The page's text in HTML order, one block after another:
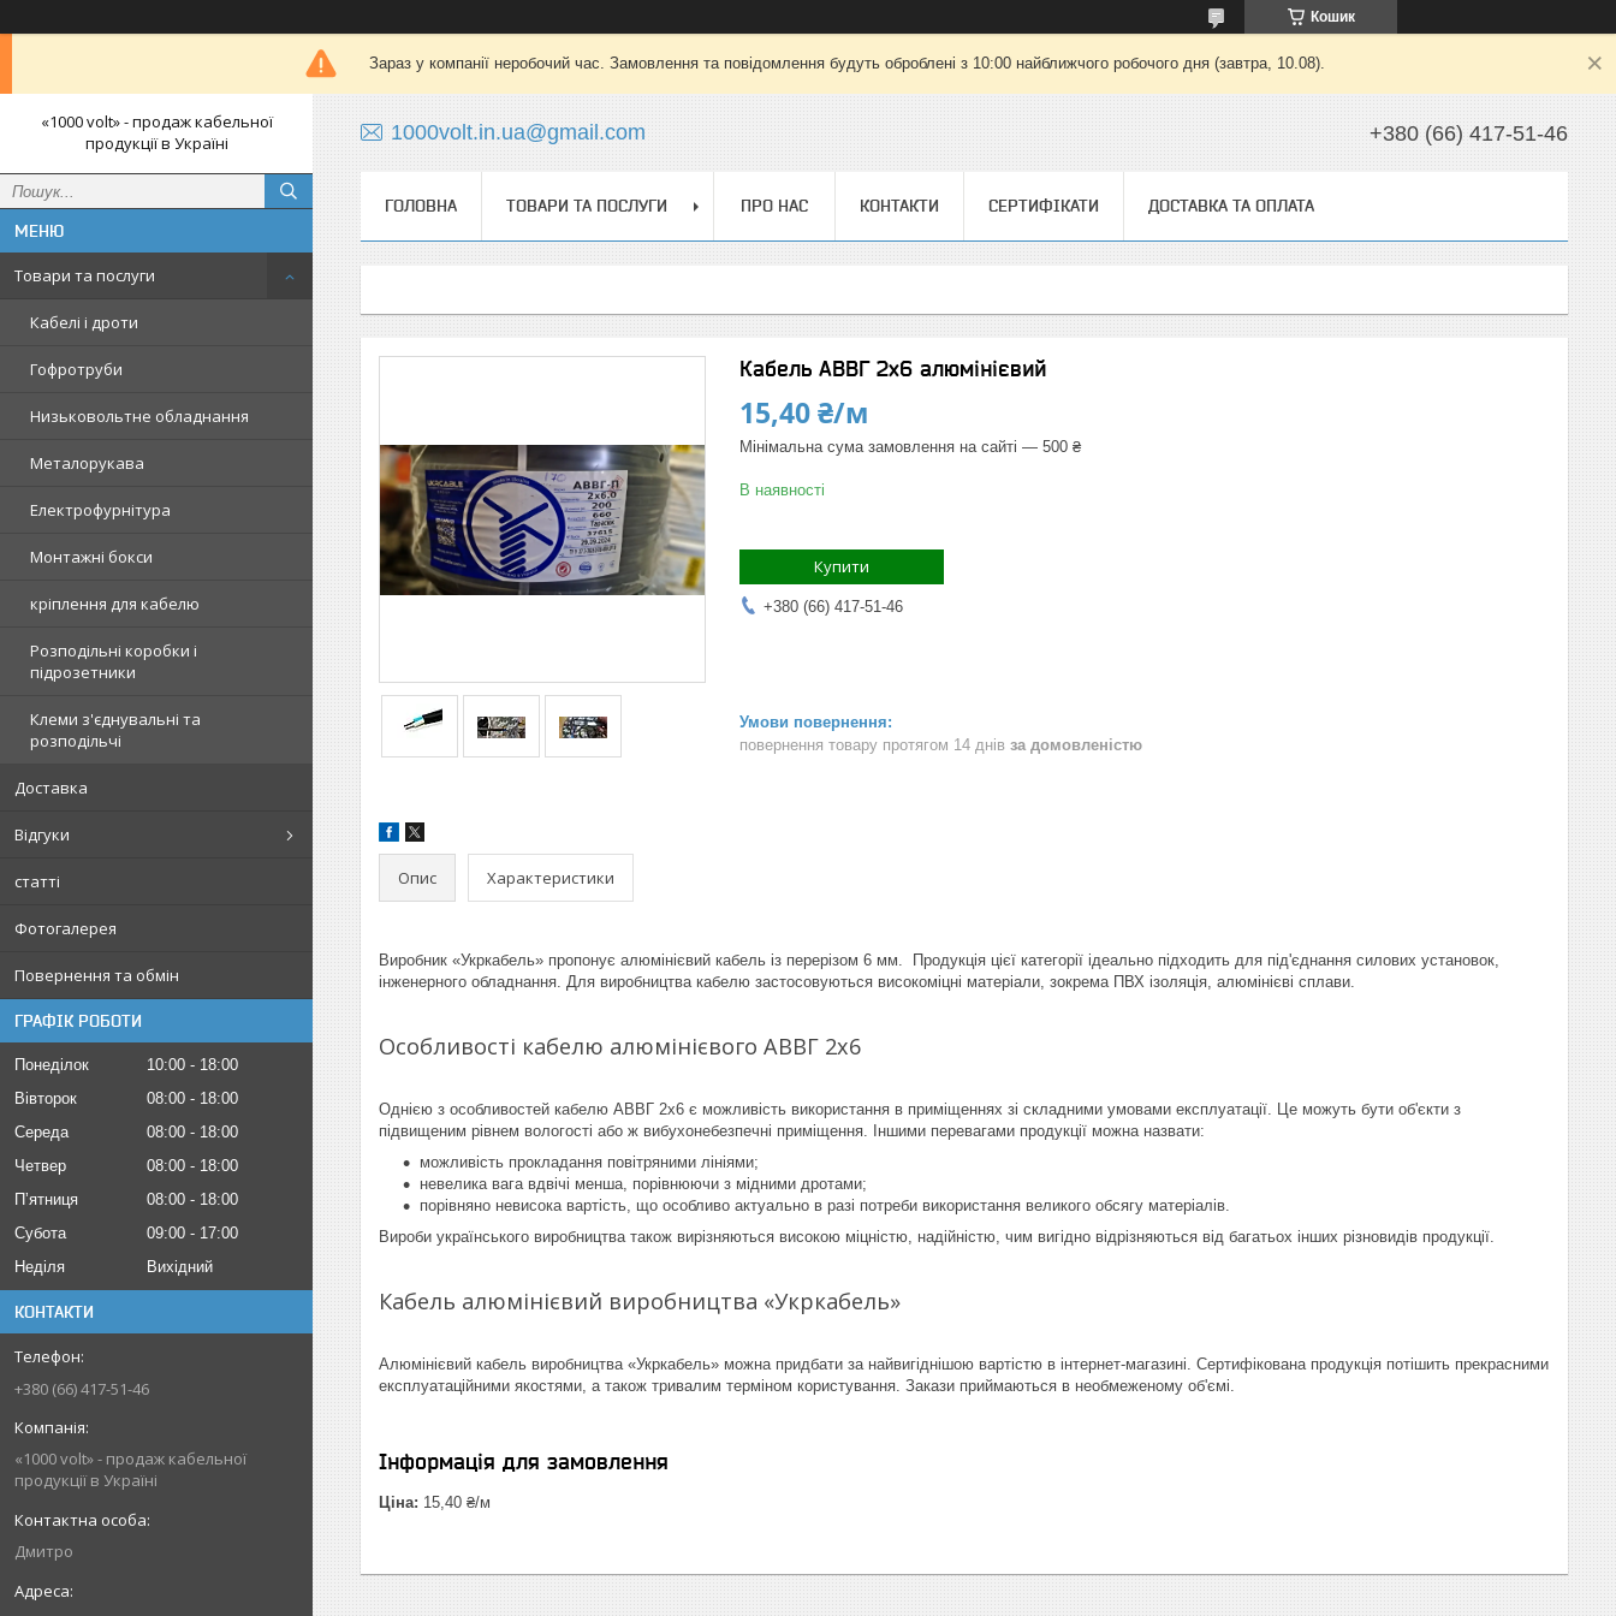
Кошик
Зараз у компанії неробочий час. Замовлення та повідомлення будуть оброблені з 10:00 найближчого робочого дня (завтра, 10.08).
«1000 volt» - продаж кабельної
продукції в Україні
Товари та послуги
Кабелі і дроти
Гофротруби
Низьковольтне обладнання
Металорукава
Електрофурнітура
Монтажні бокси
кріплення для кабелю
Розподільні коробки і
підрозетники
Клеми з'єднувальні та
розподільчі
Доставка
Відгуки
статті
Фотогалерея
Повернення та обмін
ГРАФІК РОБОТИ
Понеділок 10:00
18:00
Вівторок
08:00
18:00
Середа
08:00
18:00
Четвер
08:00
18:00
Пʼятниця
08:00
18:00
Субота
09:00
17:00
Неділя
Вихідний
КОНТАКТИ
+380 (66) 417-51-46
«1000 volt» - продаж кабельної
продукції в Україні
Дмитро
1000volt.in.ua@gmail.com +380 (66) 417-51-46
ГОЛОВНА ТОВАРИ ТА ПОСЛУГИ ПРО НАС КОНТАКТИ СЕРТИФІКАТИ ДОСТАВКА ТА ОПЛАТА
Кабель АВВГ 2х6 алюмінієвий
15,40 ₴/м
Мінімальна сума замовлення на сайті — 500 ₴
В наявності
Купити
+380 (66) 417-51-46
повернення товару протягом 14 днів за домовленістю
Опис Характеристики
Виробник «Укркабель» пропонує алюмінієвий кабель із перерізом 6 мм. Продукція цієї категорії ідеально підходить для під'єднання силових установок,
інженерного обладнання. Для виробництва кабелю застосовуються високоміцні матеріали, зокрема ПВХ ізоляція, алюмінієві сплави.
Особливості кабелю алюмінієвого АВВГ 2х6
Однією з особливостей кабелю АВВГ 2х6 є можливість використання в приміщеннях зі складними умовами експлуатації. Це можуть бути об'єкти з
підвищеним рівнем вологості або ж вибухонебезпечні приміщення. Іншими перевагами продукції можна назвати:
можливість прокладання повітряними лініями;
невелика вага вдвічі менша, порівнюючи з мідними дротами;
порівняно невисока вартість, що особливо актуально в разі потреби використання великого обсягу матеріалів.
Вироби українського виробництва також вирізняються високою міцністю, надійністю, чим вигідно відрізняються від багатьох інших різновидів продукції.
Кабель алюмінієвий виробництва «Укркабель»
Алюмінієвий кабель виробництва «Укркабель» можна придбати за найвигіднішою вартістю в інтернет-магазині. Сертифікована продукція потішить прекрасними
експлуатаційними якостями, а також тривалим терміном користування. Закази приймаються в необмеженому об'ємі.
Інформація для замовлення
Ціна: 15,40 ₴/м